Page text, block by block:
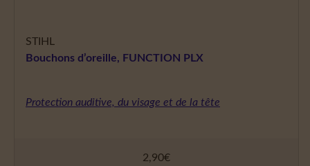
STIHL
Bouchons d’oreille, FUNCTION PLX
Protection auditive, du visage et de la tête
2,90€